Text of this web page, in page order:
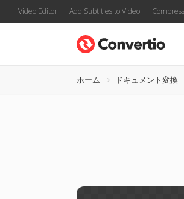
Video Editor Add Subtitles to Video
ホーム ドキュメント変換